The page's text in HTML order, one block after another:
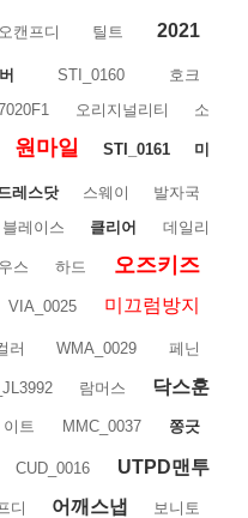
오캔프디 틸트 2021
STI_0160
호크
오리지널리티 소
원마일 STI_0161 미
레스닷 스웨이
발자국
블레이스 클리어 데일리
스 하드 오즈키즈
VIA_0025 미끄럼방지
러 WMA_0029 페닌
람머스
닥스훈
이트 MMC_0037 쫑긋
CUD_0016
UTPD맨투
디 어깨스냅 보니토